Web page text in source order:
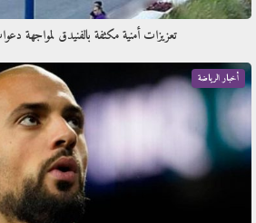
تعزيزات أمنية مكثفة بالفنيدق لمواجهة
أخبار الرياضة